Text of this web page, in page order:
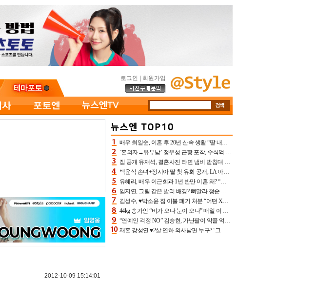
로그인 회원가입
2012-10-09 15:14:01
배우 최일순, 이혼 후 20년 산속 생활 “딸 내가 버렸다고 원망‥맘 아파”(특종)[어제TV]
‘혼외자→유부남’ 정우성 근황 포착, 수식억 해킹 피해 후배 만났다 “존경하는”
집 공개 유재석, 결혼사진 라면 냄비 받침대 되고 분노‥가족사진도 피해(놀뭐)[어제TV]
백윤식 손녀+정시아 딸 첫 유화 공개, LA 아트쇼→서울국제조각페스타 작가다운 수준급 실력
유혜리, 배우 이근희과 1년 반만 이혼 왜? “식칼 꽂고 의자 던져” 충격 폭로(특종)[어제TV]
임지연, 그림 같은 발리 배경? 뼈말라 청순 비키니 핏에 상대 안 되네
김성수, ♥박소윤 집 이불 폐기 처분 “어떤 X이랑 썼을지 몰라” 질투(신랑수업2)[어제TV]
44kg 송가인 “비가 오나 눈이 오나” 매일 이 운동, 허벅지 근육량 상승+체지방 감소
“연예인 걱정 NO” 김승현, 가난팔이 악플 억울할만‥아내+딸과 日 여행
재혼 강성연 ♥2살 연하 의사남편 누구? ‘그알’ 자문의에 훈남 비주얼 초엘리트 스펙 [종합]